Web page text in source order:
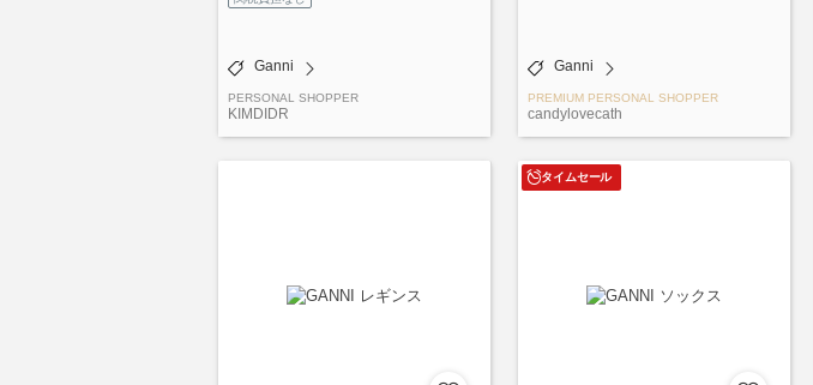
Ganni
PERSONAL SHOPPER
KIMDIDR
Ganni
PREMIUM PERSONAL SHOPPER
candylovecath
タイムセール